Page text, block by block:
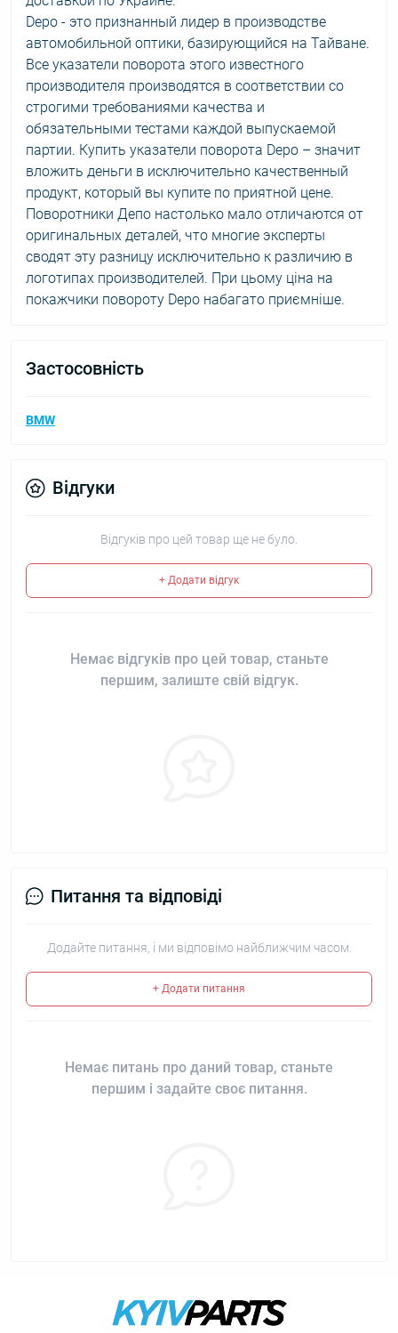
Depo - это признанный лидер в производстве
автомобильной оптики, базирующийся на Тайване.
Все указатели поворота этого известного
производителя производятся в соответствии со
строгими требованиями качества и
обязательными тестами каждой выпускаемой
партии. Купить указатели поворота Depo – значит
вложить деньги в исключительно качественный
продукт, который вы купите по приятной цене.
Поворотники Депо настолько мало отличаются от
оригинальных деталей, что многие эксперты
сводят эту разницу исключительно к различию в
логотипах производителей. При цьому ціна на
покажчики повороту Depo набагато приємніше.
Застосовність
BMW
Відгуки
Відгуків про цей товар ще не було.
+ Додати відгук
Немає відгуків про цей товар, станьте
першим, залиште свій відгук.
Питання та відповіді
Додайте питання, і ми відповімо найближчим часом.
+ Додати питання
Немає питань про даний товар, станьте
першим і задайте своє питання.